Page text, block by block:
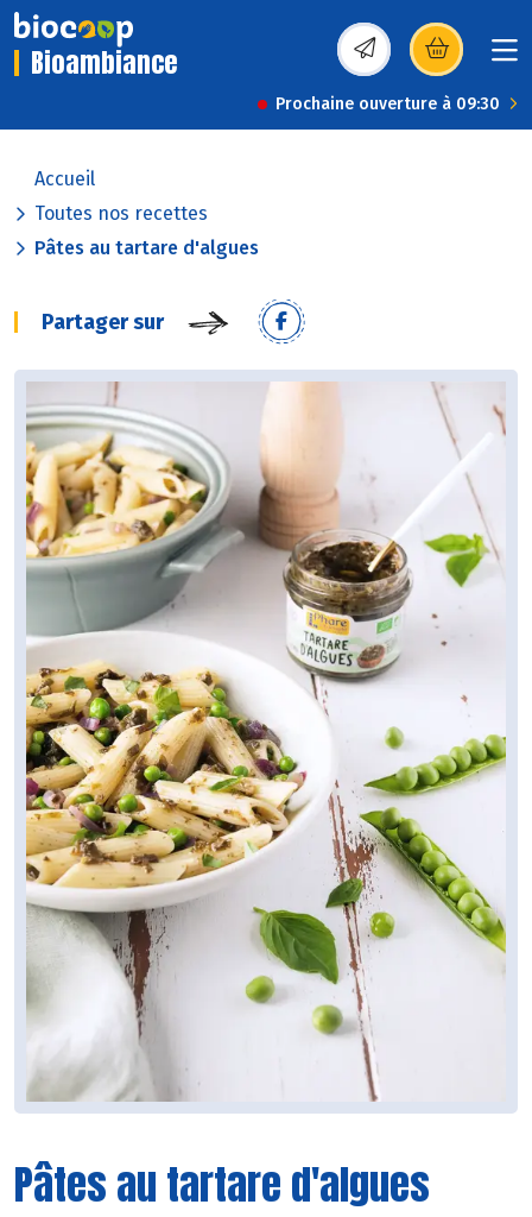
Bioambiance (s’ouvre dans une
Prochaine ouverture à 09:30
Accueil
Toutes nos recettes
Pâtes au tartare d'algues
Partager sur
Pâtes au tartare d'algues